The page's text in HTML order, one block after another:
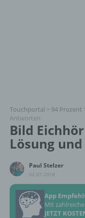
Touchportal > 94 Prozent
Antworten
Bild
Lösung
Paul Stelzer
02.07.2018
App
Mit
JETZT